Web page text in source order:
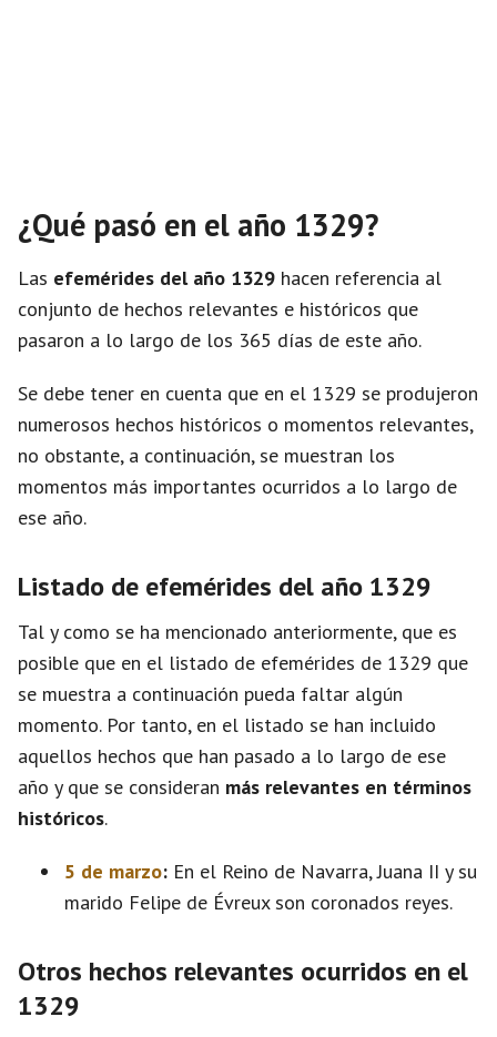
¿Qué pasó en el año 1329?
Las efemérides del año 1329 hacen referencia al
conjunto de hechos relevantes e históricos que
pasaron a lo largo de los 365 días de este año.
Se debe tener en cuenta que en el 1329 se produjeron
numerosos hechos históricos o momentos relevantes,
no obstante, a continuación, se muestran los
momentos más importantes ocurridos a lo largo de
ese año.
Listado de efemérides del año 1329
Tal y como se ha mencionado anteriormente, que es
posible que en el listado de efemérides de 1329 que
se muestra a continuación pueda faltar algún
momento. Por tanto, en el listado se han incluido
aquellos hechos que han pasado a lo largo de ese
año y que se consideran más relevantes en términos
históricos.
5 de marzo: En el Reino de Navarra, Juana II y su
marido Felipe de Évreux son coronados reyes.
Otros hechos relevantes ocurridos en el
1329